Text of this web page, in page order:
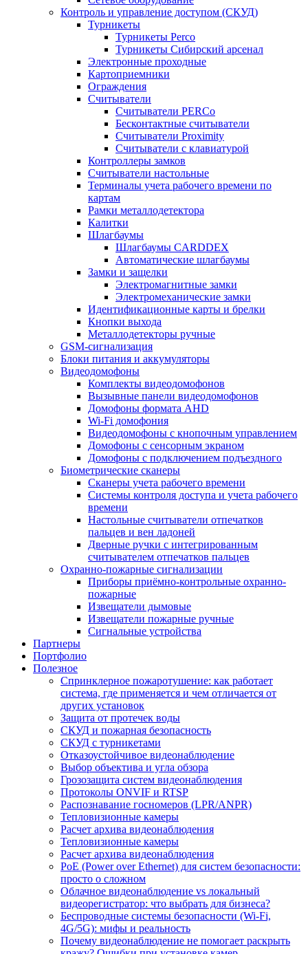
Контроль и управление доступом (СКУД)
Турникеты
Турникеты Perco
Турникеты Сибирский арсенал
Электронные проходные
Картоприемники
Ограждения
Считыватели
Считыватели PERCo
Бесконтактные считыватели
Считыватели Proximity
Считыватели с клавиатурой
Контроллеры замков
Считыватели настольные
Терминалы учета рабочего времени по
картам
Рамки металлодетектора
Калитки
Шлагбаумы
Шлагбаумы CARDDEX
Автоматические шлагбаумы
Замки и защелки
Электромагнитные замки
Электромеханические замки
Идентификационные карты и брелки
Кнопки выхода
Металлодетекторы ручные
GSM-сигнализация
Блоки питания и аккумуляторы
Видеодомофоны
Комплекты видеодомофонов
Вызывные панели видеодомофонов
Домофоны формата AHD
Wi-Fi домофония
Видеодомофоны с кнопочным управлением
Домофоны с сенсорным экраном
Домофоны с подключением подъездного
Биометрические сканеры
Сканеры учета рабочего времени
Системы контроля доступа и учета рабочего
времени
Настольные считыватели отпечатков
пальцев и вен ладоней
Дверные ручки с интегрированным
считывателем отпечатков пальцев
Охранно-пожарные сигнализации
Приборы приёмно-контрольные охранно-
пожарные
Извещатели дымовые
Извещатели пожарные ручные
Сигнальные устройства
Партнеры
Портфолио
Полезное
Спринклерное пожаротушение: как работает
система, где применяется и чем отличается от
других установок
Защита от протечек воды
СКУД и пожарная безопасность
СКУД с турникетами
Отказоустойчивое видеонаблюдение
Выбор объектива и угла обзора
Грозозащита систем видеонаблюдения
Протоколы ONVIF и RTSP
Распознавание госномеров (LPR/ANPR)
Тепловизионные камеры
Расчет архива видеонаблюдения
Тепловизионные камеры
Расчет архива видеонаблюдения
PoE (Power over Ethernet) для систем безопасности:
просто о сложном
Облачное видеонаблюдение vs локальный
видеорегистратор: что выбрать для бизнеса?
Беспроводные системы безопасности (Wi-Fi,
4G/5G): мифы и реальность
Почему видеонаблюдение не помогает раскрыть